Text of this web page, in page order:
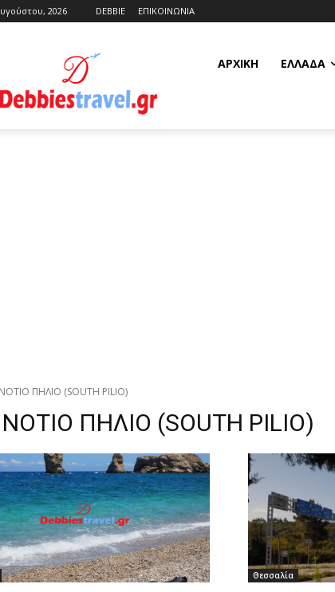
2026 DEBBIE ΕΠΙΚΟΙΝΩΝΙΑ
ΑΡΧΙΚΗ ΕΛΛΆΔΑ
ΝΟΤΙΟ ΠΗΛΙΟ (SOUTH PILIO)
ΝΟΤΙΟ ΠΗΛΙΟ (SOUTH PILIO)
Θεσσαλία